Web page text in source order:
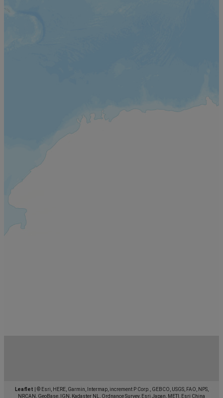
Leaflet
© Esri, HERE, Garmin, Intermap, increment P Corp., GEBCO, USGS, FAO, NPS,
NRCAN, GeoBase, IGN, Kadaster NL, Ordnance Survey, Esri Japan, METI, Esri China